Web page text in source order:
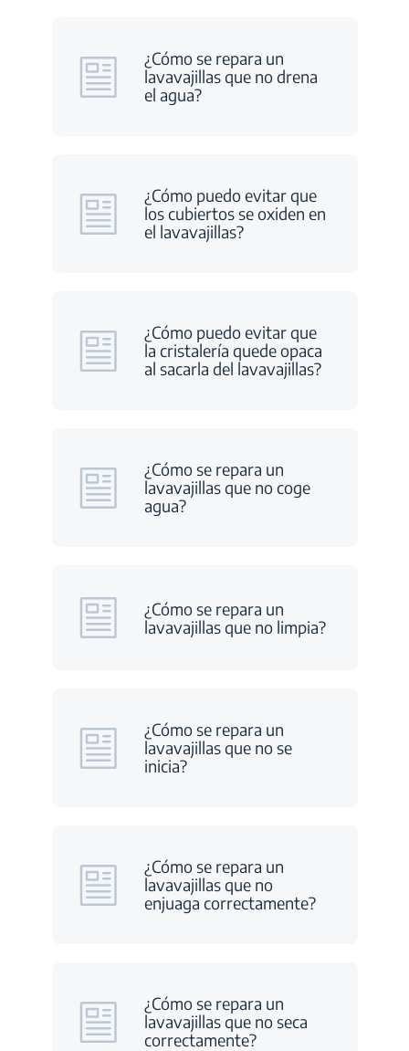
¿Cómo se repara un
lavavajillas que no drena
el agua?
¿Cómo puedo evitar que
los cubiertos se oxiden en
el lavavajillas?
¿Cómo puedo evitar que
la cristalería quede opaca
al sacarla del lavavajillas?
¿Cómo se repara un
lavavajillas que no coge
agua?
¿Cómo se repara un
lavavajillas que no limpia?
¿Cómo se repara un
lavavajillas que no se
inicia?
¿Cómo se repara un
lavavajillas que no
enjuaga correctamente?
¿Cómo se repara un
lavavajillas que no seca
correctamente?